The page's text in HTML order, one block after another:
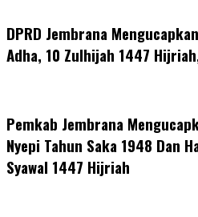
DPRD Jembrana
Adha, 10 Zulhijah 1447
Pemkab Jembrana
Nyepi Tahun Saka 1948 Dan
Syawal 1447 Hijriah